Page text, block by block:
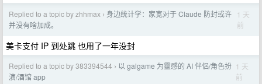
Replied to a topic by zhhmax › 身边统计学：家宽对于 Claude 防封或许
并没有啥加成。
1 天
前
美卡支付 IP 到处跳 也用了一年没封
Replied to a topic by 383394544 › 以 galgame 为靈感的 AI 伴侶/角色扮
演/酒馆 app
1 天
前